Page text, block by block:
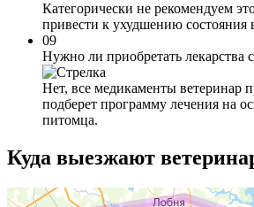
Категорически не рекомендуем
привести к ухудшению состояния
09
Нужно ли приобретать лекарства
Нет, все медикаменты ветеринар
подберет программу лечения на
питомца.
Куда выезжают